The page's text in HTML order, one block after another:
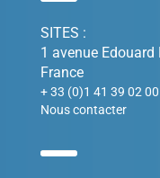
SITES :
1 avenue
France
+ 33 (0)1 41 39 02 00
Nous contacter